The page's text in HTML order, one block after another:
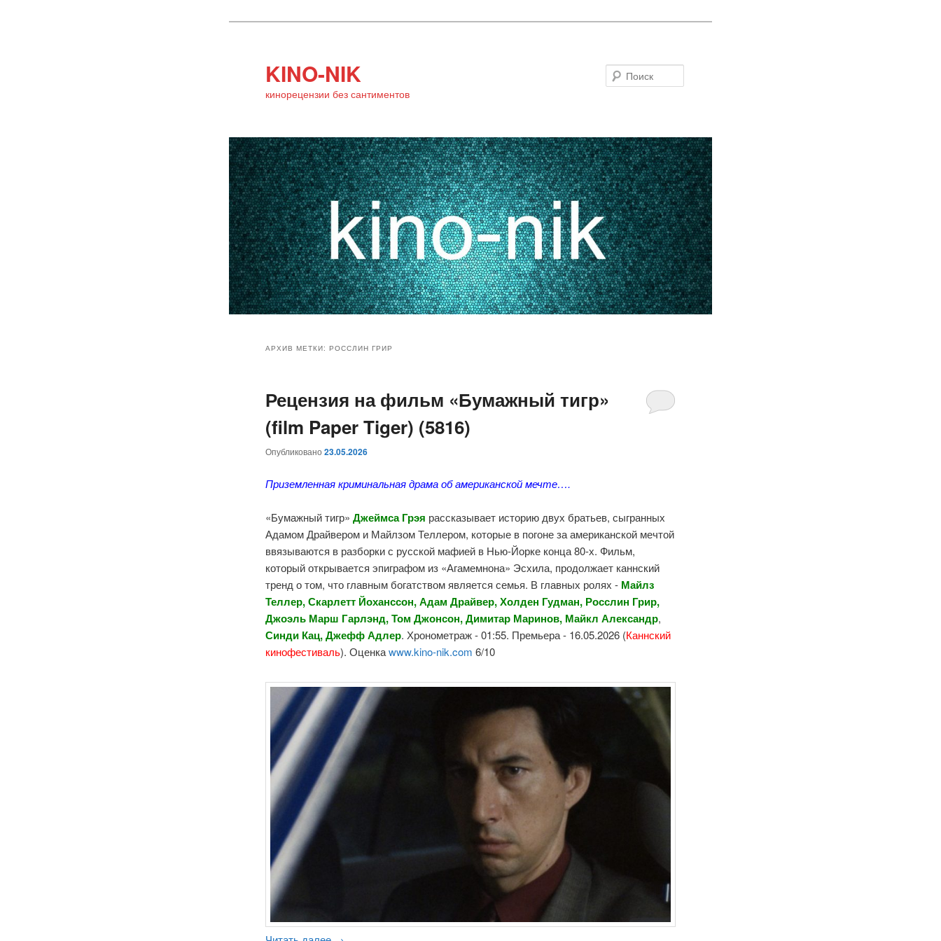
KINO-NIK
кинорецензии без сантиментов
основному
содержимому
дополнительному
содержимому
АРХИВ МЕТКИ:РОССЛИН ГРИР
Рецензия на фильм «Бумажный тигр»
(film Paper Tiger) (5816)
Опубликовано23.05.2026
Приземленная криминальная драма об американской мечте….
«Бумажный тигр»Джеймса Грэя рассказывает историю двух братьев, сыгранных
Адамом Драйвером и Майлзом Теллером, которые в погоне за американской мечтой
ввязываются в разборки с русской мафией в Нью-Йорке конца 80-х. Фильм,
который открывается эпиграфом из «Агамемнона» Эсхила, продолжает каннский
тренд о том, что главным богатством является семья. В главных ролях - Майлз
Теллер, Скарлетт Йоханссон, Адам Драйвер, Холден Гудман, Росслин Грир,
Джоэль Марш Гарлэнд, Том Джонсон, Димитар Маринов, Майкл Александр,
Синди Кац, Джефф Адлер. Хронометраж - 01:55. Премьера - 16.05.2026 (Каннский
кинофестиваль). Оценкаwww.kino-nik.com 6/10